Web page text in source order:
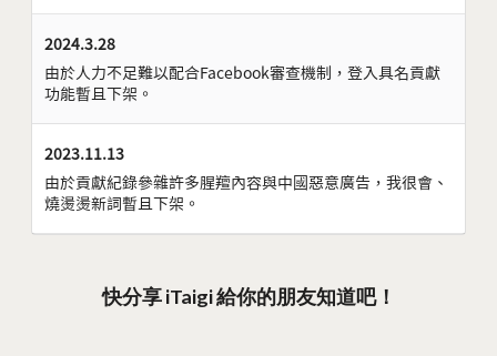
2024.3.28
由於人力不足難以配合Facebook審查機制，登入具名貢獻
功能暫且下架。
2023.11.13
由於貢獻紀錄參雜許多腥羶內容與中國惡意廣告，我很會、
燒燙燙新詞暫且下架。
快分享 iTaigi 給你的朋友知道吧！